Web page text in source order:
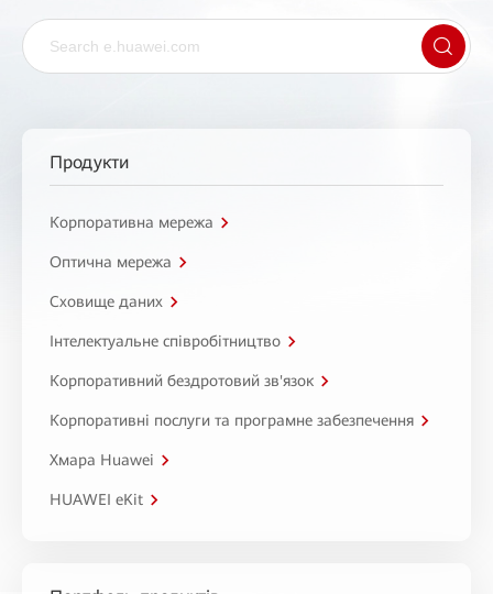
Продукти
Корпоративна мережа
Оптична мережа
Сховище даних
Інтелектуальне співробітництво
Корпоративний бездротовий зв'язок
Корпоративні послуги та програмне забезпечення
Хмара Huawei
HUAWEI eKit